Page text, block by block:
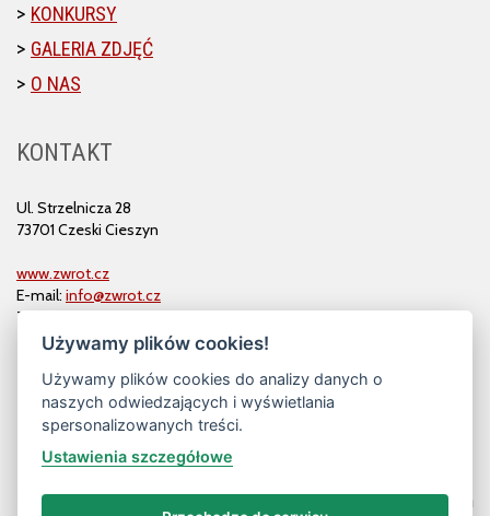
KONKURSY
GALERIA ZDJĘĆ
O NAS
KONTAKT
Ul. Strzelnicza 28
73701 Czeski Cieszyn
www.zwrot.cz
E-mail: info@zwrot.cz
Tel. i faks: 558 711 582
Używamy plików cookies!
Używamy plików cookies do analizy danych o
naszych odwiedzających i wyświetlania
spersonalizowanych treści.
Ustawienia szczegółowe